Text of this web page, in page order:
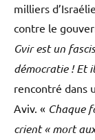
milliers
contre le
Gvir est un
démocratie ! Et
rencontré dans
Aviv. « Chaque
crient « mort